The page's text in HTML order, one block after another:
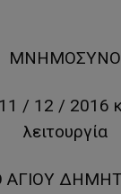
ΜΝΗΜΟΣΥΝΟ
/ 12 / 2016
λειτουργία
ΑΓΙΟΥ